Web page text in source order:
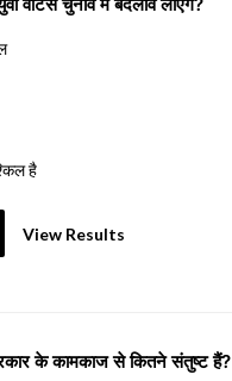
है
View Results
के कामकाज से कितने संतुष्ट हैं?